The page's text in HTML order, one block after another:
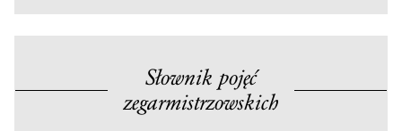
Słownik pojęć
zegarmistrzowskich